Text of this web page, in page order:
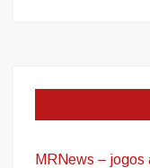
MRNews – jogos